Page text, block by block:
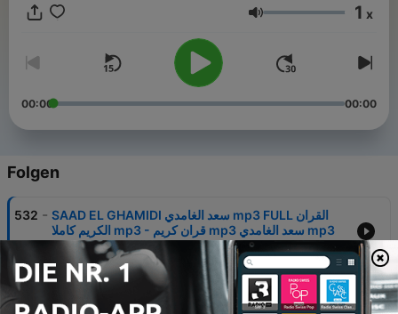
Lautstärke 1 x
00:00 00:00
Folgen
532 - SAAD EL GHAMIDI سعد الغامدي mp3 FULL القران
الكريم كاملا mp3 - قران كريم mp3 سعد الغامدي mp3
531 - عبد الله مطرود MP3 QURAN FULL القران الكريم كاملا
mp3 - قران كريم mp3 عبد الله مطرود